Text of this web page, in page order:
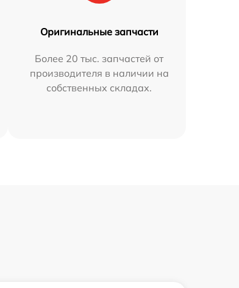
Оригинальные запчасти
Более 20 тыс. запчастей от
производителя в наличии на
собственных складах.